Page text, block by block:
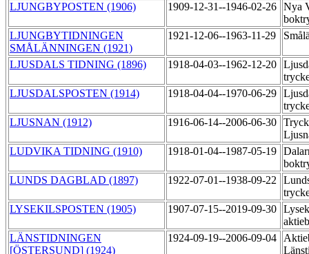
LJUNGBYPOSTEN (1906)
1909-12-31--1946-02-26 Nya
LJUNGBYTIDNINGEN
SMÅLÄNNINGEN (1921)
1921-12-06--1963-11-29
LJUSDALS TIDNING (1896) 1918-04-03--1962-12-20
LJUSDALSPOSTEN (1914)
1918-04-04--1970-06-29
LJUSNAN (1912)
1916-06-14--2006-06-30
LUDVIKA TIDNING (1910)
1918-01-04--1987-05-19
LUNDS DAGBLAD (1897)
1922-07-01--1938-09-22
LYSEKILSPOSTEN (1905)
1907-07-15--2019-09-30
LÄNSTIDNINGEN
[ÖSTERSUND] (1924)
1924-09-19--2006-09-04